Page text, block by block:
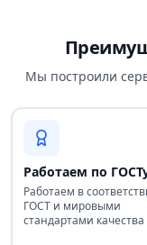
Мы построили
Работаем по
Работаем в
ГОСТ и мировыми
стандартами качества